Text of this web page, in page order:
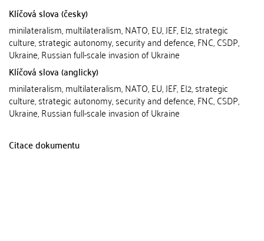
Klíčová slova (česky)
minilateralism, multilateralism, NATO, EU, JEF, EI2, strategic
culture, strategic autonomy, security and defence, FNC, CSDP,
Ukraine, Russian full-­scale invasion of Ukraine
Klíčová slova (anglicky)
minilateralism, multilateralism, NATO, EU, JEF, EI2, strategic
culture, strategic autonomy, security and defence, FNC, CSDP,
Ukraine, Russian full-­scale invasion of Ukraine
Citace dokumentu